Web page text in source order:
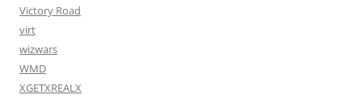
Victory Road
virt
wizwars
WMD
XGETXREALX